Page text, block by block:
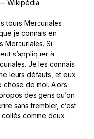
tours Mercuriales
je connais en
Mercuriales. Si
s’appliquer à
Je les connais
leurs défauts, et eux
chose de moi. Alors
des gens qu’on
sans trembler, c’est
comme deux